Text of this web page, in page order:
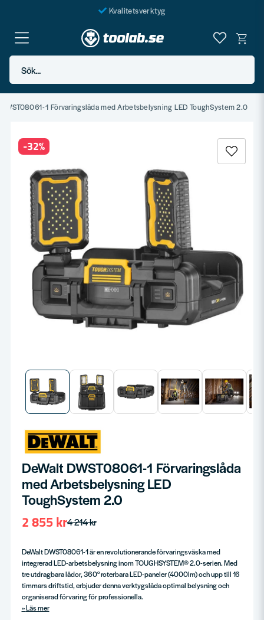
Kvalitetsverktyg
Fraktfritt över 999 SEK*
En järnhandel för alla
Sök...
1 Förvaringslåda med Arbetsbelysning LED ToughSystem 2.0
-32%
DeWalt DWST08061-1 Förvaringslåda
med Arbetsbelysning LED
ToughSystem 2.0
4 214 kr
2 855 kr
DeWalt DWST08061-1 är en revolutionerande förvaringsväska med
integrerad LED-arbetsbelysning inom TOUGHSYSTEM® 2.0-serien. Med
tre utdragbara lådor, 360° roterbara LED-paneler (4000lm) och upp till 16
timmars driftstid, erbjuder denna verktygslåda optimal belysning och
organiserad förvaring för professionella.
Läs mer